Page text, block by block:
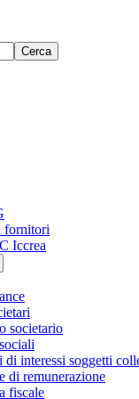
Cerca
fornitori
Iccrea
societario
interessi soggetti
di remunerazione
fiscale